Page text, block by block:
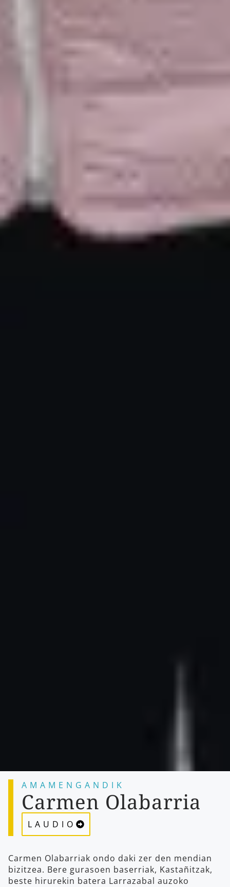
AMAMENGANDIK
Carmen Olabarria
LAUDIO
Carmen Olabarriak ondo daki zer den mendian
bizitzea. Bere gurasoen baserriak, Kastañitzak,
beste hirurekin batera Larrazabal auzoko